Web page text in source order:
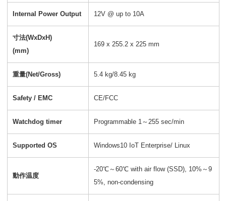
Internal Power Output 12V @ up to 10A
寸法(WxDxH)
(mm)
169 x 255.2 x 225 mm
重量(Net/Gross) 5.4 kg/8.45 kg
Safety / EMC CE/FCC
Watchdog timer Programmable 1～255 sec/min
Supported OS Windows10 IoT Enterprise/ Linux
動作温度
-20℃～60℃ with air flow (SSD), 10%～9
5%, non-condensing